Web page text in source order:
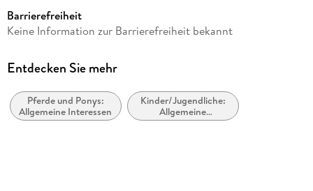
Kamera/Fotos von
Verlag/Hersteller
Produktart
Kalender
Barrierefreiheit
Keine Information zur Barrierefreiheit bekannt
Entdecken Sie mehr
Pferde und Ponys:
Allgemeine Interessen
Kinder/Jugendliche:
Allgemeine
Interessen: Ponys,